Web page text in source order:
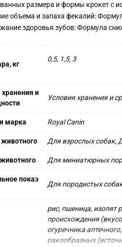
размера и формы крокет с
объема и запаха фекалий:
здоровья зубов: Формула
кг
0,5, 1,5, 3
хранения и
Условия хранения и
марка Royal Canin
животного Для взрослых собак,
Для миниатюрных
показ
Для породистых
рис, пшеница, изолят
происхождения
огуречника
ракообразных